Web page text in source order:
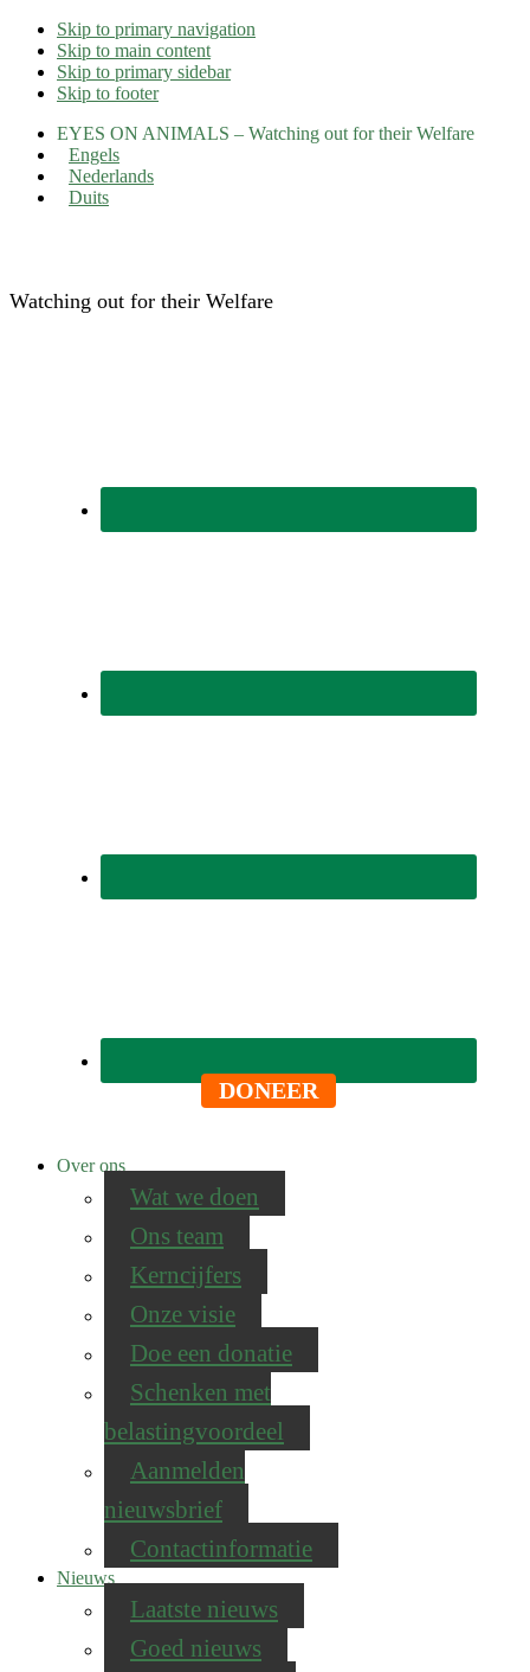
Skip to primary navigation
Skip to main content
Skip to primary sidebar
Skip to footer
EYES ON ANIMALS – Watching out for their Welfare
Engels
Nederlands
Duits
Watching out for their Welfare
DONEER
Over ons
Wat we doen
Ons team
Kerncijfers
Onze visie
Doe een donatie
Schenken met
belastingvoordeel
Aanmelden
nieuwsbrief
Contactinformatie
Nieuws
Laatste nieuws
Goed nieuws